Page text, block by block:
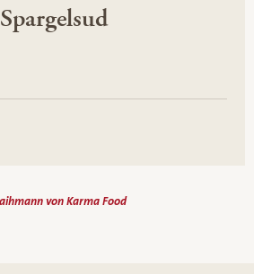
von Karma Food